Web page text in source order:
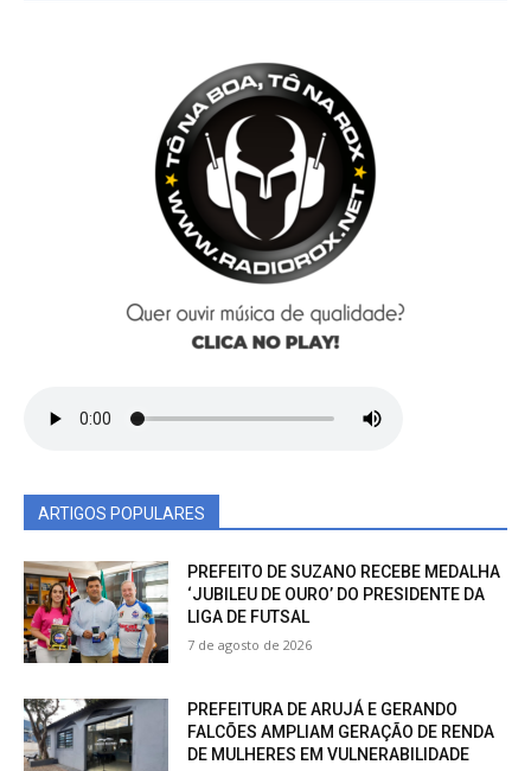
ARTIGOS POPULARES
PREFEITO DE SUZANO RECEBE MEDALHA
‘JUBILEU DE OURO’ DO PRESIDENTE DA
LIGA DE FUTSAL
7 de agosto de 2026
PREFEITURA DE ARUJÁ E GERANDO
FALCÕES AMPLIAM GERAÇÃO DE RENDA
DE MULHERES EM VULNERABILIDADE